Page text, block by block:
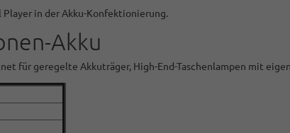
in der Akku-Konfektionierung.
Akku
für geregelte Akkuträger, High-End-Taschenlampen mit